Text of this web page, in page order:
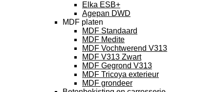
Elka ESB+
Agepan DWD
MDF platen
MDF Standaard
MDF Medite
MDF Vochtwerend V313
MDF V313 Zwart
MDF Gegrond V313
MDF Tricoya exterieur
MDF grondeer